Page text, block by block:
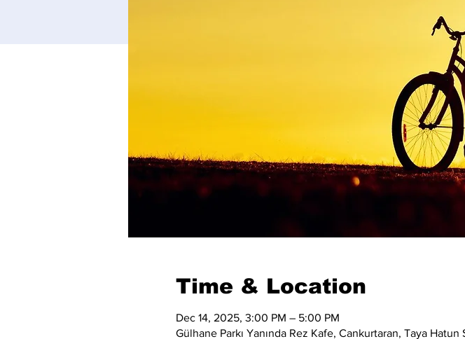
Time & Location
Dec 14, 2025, 3:00 PM – 5:00 PM
Gülhane Parkı Yanında Rez Kafe, Cankurtaran, Taya